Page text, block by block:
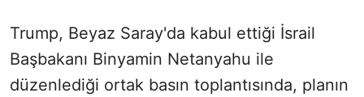
Trump, Beyaz Saray'da kabul ettiği İsrail
Başbakanı Binyamin Netanyahu ile
düzenlediği ortak basın toplantısında, planın